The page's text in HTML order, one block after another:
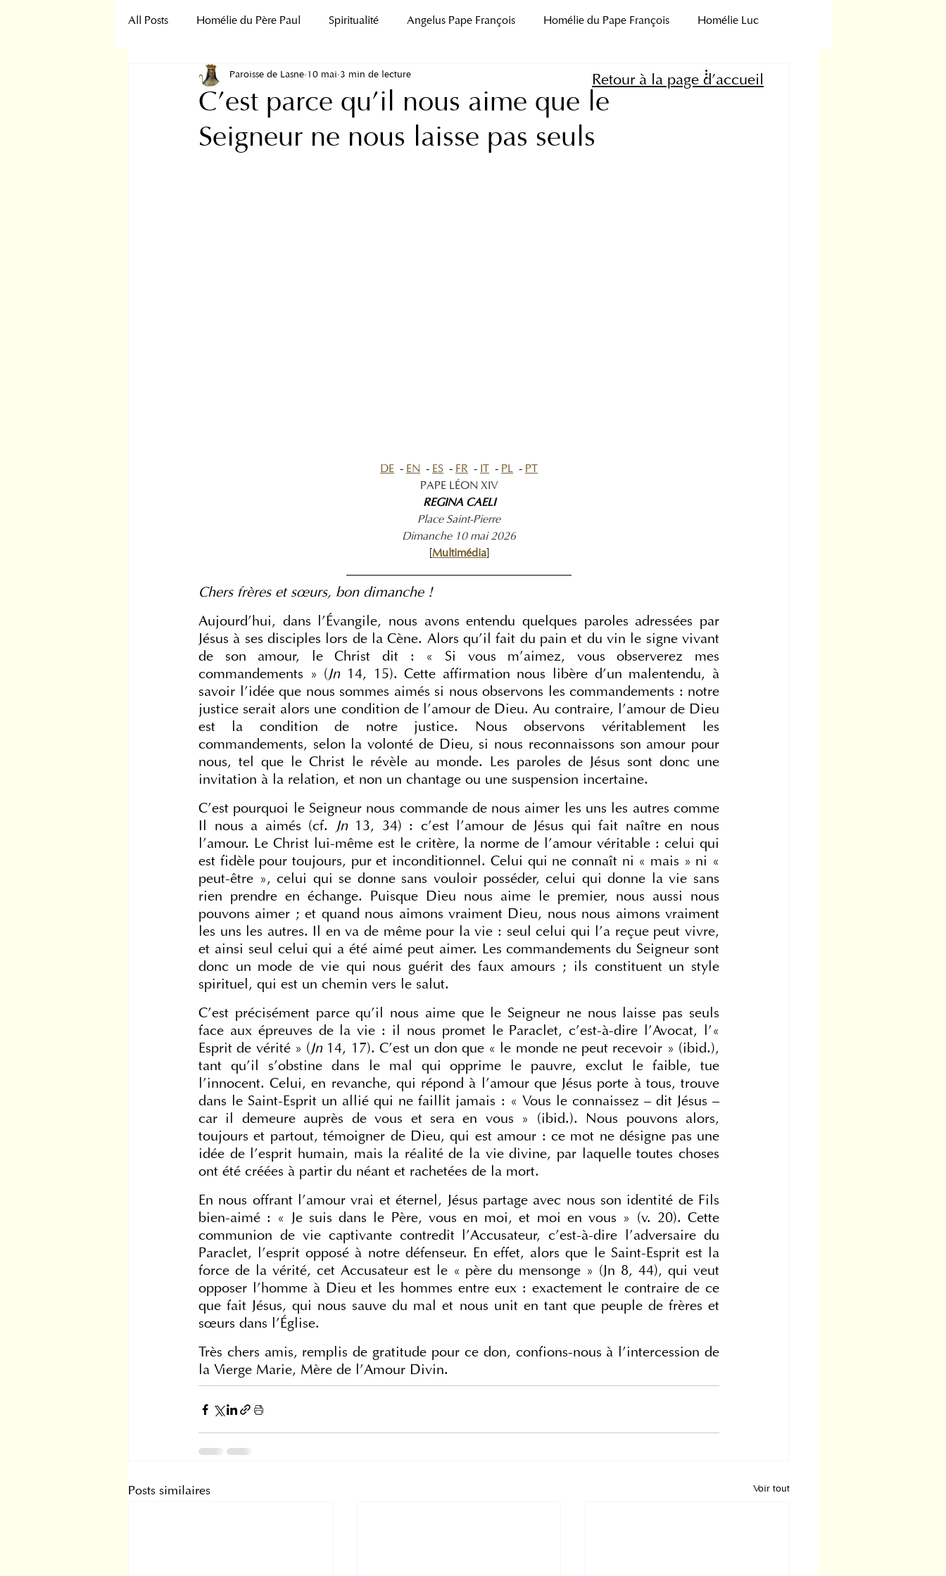
All Posts Homélie du Père Paul Spiritualité Angelus Pape François Homélie du Pape François Homélie Luc
Discours du Pape Annonce Regina Caeli Autres Veillée pénitentielle
ENCYCLIQUE Homélies Père Paul-Dominique Marcovits, o.p. NOVENDIALI
C’est parce qu’il nous aime que le
Seigneur ne nous laisse pas seuls
Paroisse de Lasne 10 mai 3 min de lecture
DE - EN - ES - FR - - PL - PT
PAPE LÉON XIV
REGINA CAELI
Place Saint-Pierre
Dimanche 10 mai 2026
Multimédia]
Chers frères et sœurs, bon dimanche !
Aujourd’hui, dans l’Évangile, nous avons entendu quelques paroles adressées par
Jésus à ses disciples lors de la Cène. Alors qu’il fait du pain et du vin le signe vivant
de son amour, le Christ dit : « Si vous m’aimez, vous observerez mes
commandements » (Jn 14, 15). Cette affirmation nous libère d’un malentendu, à
savoir l’idée que nous sommes aimés si nous observons les commandements : notre
justice serait alors une condition de l’amour de Dieu. Au contraire, l’amour de Dieu
est la condition de notre justice. Nous observons véritablement les
commandements, selon la volonté de Dieu, si nous reconnaissons son amour pour
nous, tel que le Christ le révèle au monde. Les paroles de Jésus sont donc une
invitation à la relation, et non un chantage ou une suspension incertaine.
C’est pourquoi le Seigneur nous commande de nous aimer les uns les autres comme
Il nous a aimés (cf. Jn 13, 34) : c’est l’amour de Jésus qui fait naître en nous
l’amour. Le Christ lui-même est le critère, la norme de l’amour véritable : celui qui
est fidèle pour toujours, pur et inconditionnel. Celui qui ne connaît ni « mais » ni «
peut-être », celui qui se donne sans vouloir posséder, celui qui donne la vie sans
rien prendre en échange. Puisque Dieu nous aime le premier, nous aussi nous
pouvons aimer ; et quand nous aimons vraiment Dieu, nous nous aimons vraiment
les uns les autres. Il en va de même pour la vie : seul celui qui l’a reçue peut vivre,
et ainsi seul celui qui a été aimé peut aimer. Les commandements du Seigneur sont
donc un mode de vie qui nous guérit des faux amours ; ils constituent un style
spirituel, qui est un chemin vers le salut.
C’est précisément parce qu’il nous aime que le Seigneur ne nous laisse pas seuls
face aux épreuves de la vie : il nous promet le Paraclet, c’est-à-dire l’Avocat, l’«
Esprit de vérité » (Jn 14, 17). C’est un don que « le monde ne peut recevoir » (ibid.),
tant qu’il s’obstine dans le mal qui opprime le pauvre, exclut le faible, tue
l’innocent. Celui, en revanche, qui répond à l’amour que Jésus porte à tous, trouve
dans le Saint-Esprit un allié qui ne faillit jamais : « Vous le connaissez – dit Jésus –
car il demeure auprès de vous et sera en vous » (ibid.). Nous pouvons alors,
toujours et partout, témoigner de Dieu, qui est amour : ce mot ne désigne pas une
idée de l’esprit humain, mais la réalité de la vie divine, par laquelle toutes choses
ont été créées à partir du néant et rachetées de la mort.
En nous offrant l’amour vrai et éternel, Jésus partage avec nous son identité de Fils
bien-aimé : « Je suis dans le Père, vous en moi, et moi en vous » (v. 20). Cette
communion de vie captivante contredit l’Accusateur, c’est-à-dire l’adversaire du
Paraclet, l’esprit opposé à notre défenseur. En effet, alors que le Saint-Esprit est la
force de la vérité, cet Accusateur est le « père du mensonge » (Jn 8, 44), qui veut
opposer l’homme à Dieu et les hommes entre eux : exactement le contraire de ce
que fait Jésus, qui nous sauve du mal et nous unit en tant que peuple de frères et
sœurs dans l’Église.
Très chers amis, remplis de gratitude pour ce don, confions-nous à l’intercession de
la Vierge Marie, Mère de l’Amour Divin.
Posts similaires Voir tout
Retour à la page d'accueil